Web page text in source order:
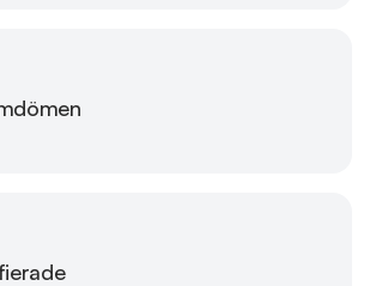
watch?v=EvmgI7cNqkUFWD86J
08:00 - 24:00